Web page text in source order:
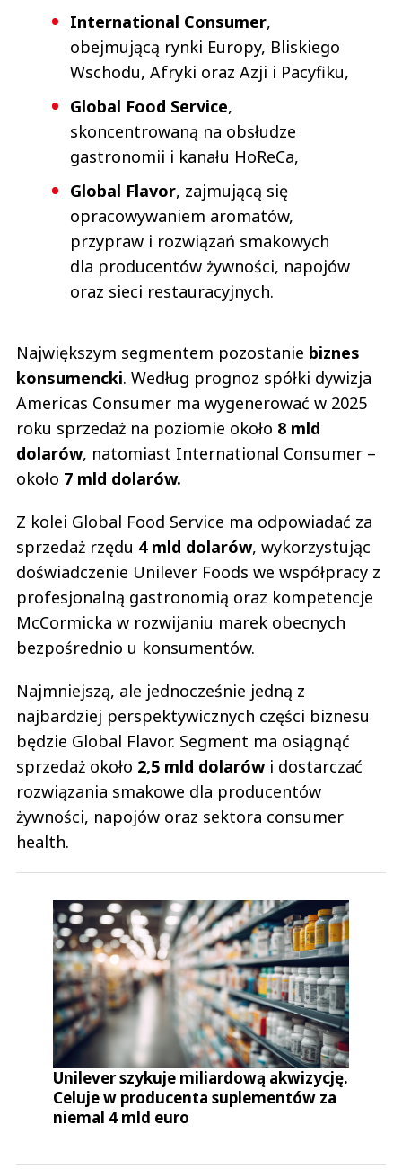
International Consumer,
obejmującą rynki Europy, Bliskiego
Wschodu, Afryki oraz Azji i Pacyfiku,
Global Food Service,
skoncentrowaną na obsłudze
gastronomii i kanału HoReCa,
Global Flavor, zajmującą się
opracowywaniem aromatów,
przypraw i rozwiązań smakowych
dla producentów żywności, napojów
oraz sieci restauracyjnych.
Największym segmentem pozostanie biznes
konsumencki. Według prognoz spółki dywizja
Americas Consumer ma wygenerować w 2025
roku sprzedaż na poziomie około 8 mld
dolarów, natomiast International Consumer –
około 7 mld dolarów.
Z kolei Global Food Service ma odpowiadać za
sprzedaż rzędu 4 mld dolarów, wykorzystując
doświadczenie Unilever Foods we współpracy z
profesjonalną gastronomią oraz kompetencje
McCormicka w rozwijaniu marek obecnych
bezpośrednio u konsumentów.
Najmniejszą, ale jednocześnie jedną z
najbardziej perspektywicznych części biznesu
będzie Global Flavor. Segment ma osiągnąć
sprzedaż około 2,5 mld dolarów i dostarczać
rozwiązania smakowe dla producentów
żywności, napojów oraz sektora consumer
health.
Unilever szykuje miliardową akwizycję.
Celuje w producenta suplementów za
niemal 4 mld euro